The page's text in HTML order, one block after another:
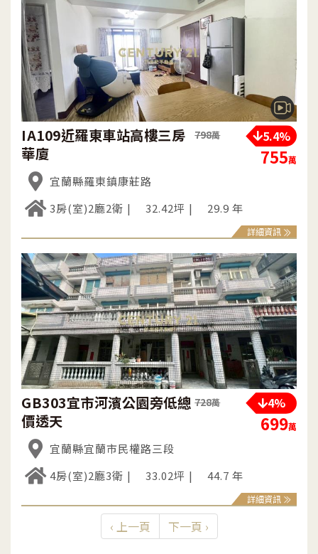
IA109近羅東車站高樓三房
華廈
798萬 5.4%
755萬
宜蘭縣羅東鎮康莊路
3房(室)2廳2衛
32.42坪 29.9 年
詳細資訊
GB303宜市河濱公園旁低總
價透天
728萬 4%
699萬
宜蘭縣宜蘭市民權路三段
4房(室)2廳3衛
33.02坪 44.7 年
詳細資訊
‹ 上一頁 下一頁 ›